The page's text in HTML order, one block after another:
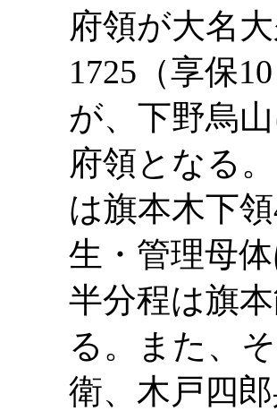
府領が大名
1725（享保
が、下野烏
府領となる
は旗本木下
生・管理母
半分程は旗
る。また、
衛、木戸四